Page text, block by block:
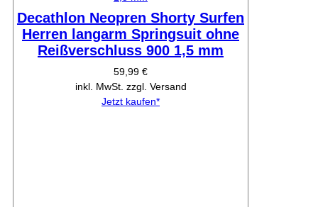
Decathlon Neopren Shorty Surfen
Herren langarm Springsuit ohne
Reißverschluss 900 1,5 mm
59,99 €
inkl. MwSt. zzgl. Versand
Jetzt kaufen*